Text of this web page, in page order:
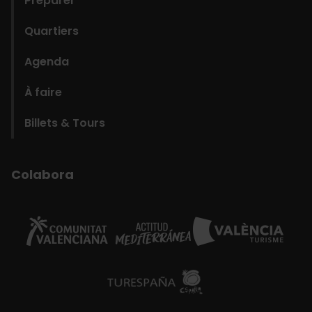
Quartiers
Agenda
À faire
Billets & Tours
Colabora